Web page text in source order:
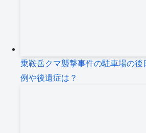
乗鞍岳クマ襲撃事件の駐車場の
例や後遺症は？